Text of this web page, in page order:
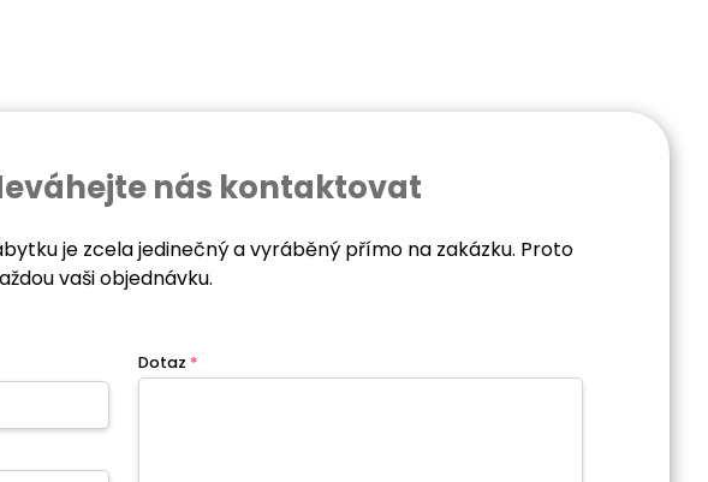
nás kontaktovat
je zcela jedinečný a vyráběný přímo na zakázku. Proto
vaši objednávku.
Dotaz *